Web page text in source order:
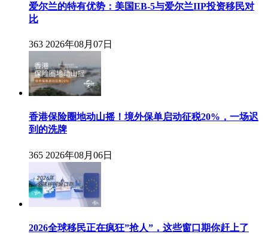
爱尔兰的特有优势：美国EB-5与爱尔兰IIP投资移民对
比
363 2026年08月07日
香港保险圈地动山摇！境外保单启动征税20%，一场迟
到的洗牌
365 2026年08月06日
2026全球移民正在疯狂”抢人”，这些窗口期你赶上了